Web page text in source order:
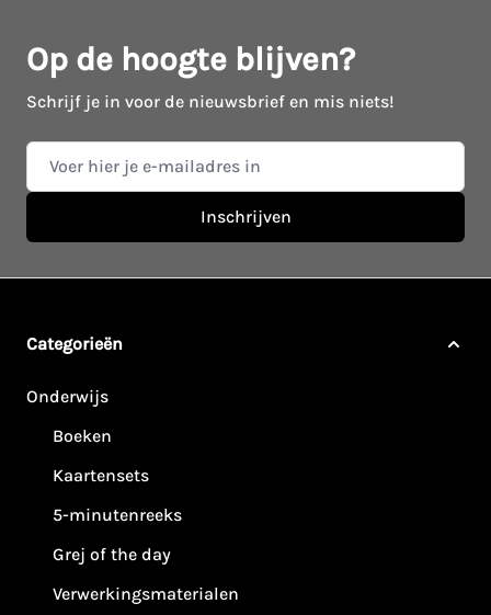
Op de hoogte blijven?
Schrijf je in voor de nieuwsbrief en mis niets!
E-mail adres
Inschrijven
Categorieën
Onderwijs
Boeken
Kaartensets
5-minutenreeks
Grej of the day
Verwerkingsmaterialen